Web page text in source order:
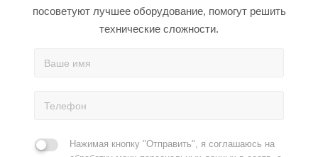
посоветуют лучшее оборудование, помогут решить
технические сложности.
Нажимая кнопку "Отправить", я соглашаюсь на